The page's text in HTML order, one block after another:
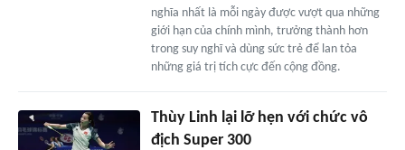
nghĩa nhất là mỗi ngày được vượt qua những
giới hạn của chính mình, trưởng thành hơn
trong suy nghĩ và dùng sức trẻ để lan tỏa
những giá trị tích cực đến cộng đồng.
Thùy Linh lại lỡ hẹn với chức vô
địch Super 300